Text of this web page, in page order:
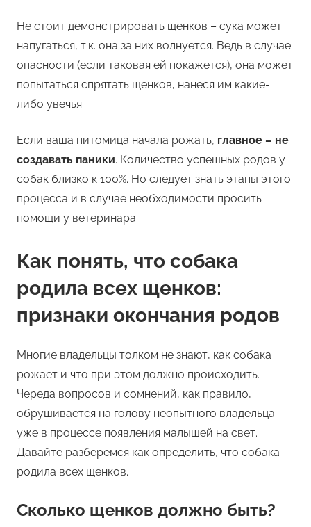
Не стоит демонстрировать щенков – сука может
напугаться, т.к. она за них волнуется. Ведь в случае
опасности (если таковая ей покажется), она может
попытаться спрятать щенков, нанеся им какие-
либо увечья.
Если ваша питомица начала рожать, главное – не
создавать паники. Количество успешных родов у
собак близко к 100%. Но следует знать этапы этого
процесса и в случае необходимости просить
помощи у ветеринара.
Как понять, что собака
родила всех щенков:
признаки окончания родов
Многие владельцы толком не знают, как собака
рожает и что при этом должно происходить.
Череда вопросов и сомнений, как правило,
обрушивается на голову неопытного владельца
уже в процессе появления малышей на свет.
Давайте разберемся как определить, что собака
родила всех щенков.
Сколько щенков должно быть?